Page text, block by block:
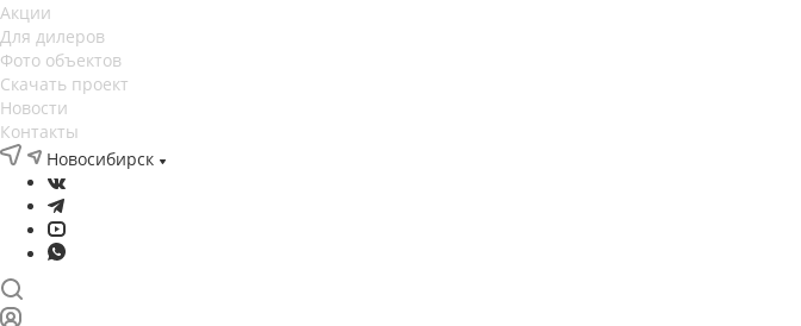
Акции
Для дилеров
Фото объектов
Скачать проект
Новости
Контакты
Новосибирск